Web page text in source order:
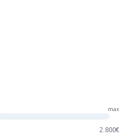
max
2.800€